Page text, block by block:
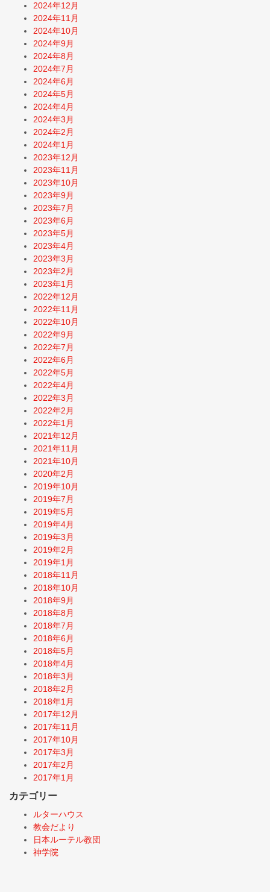
2024年12月
2024年11月
2024年10月
2024年9月
2024年8月
2024年7月
2024年6月
2024年5月
2024年4月
2024年3月
2024年2月
2024年1月
2023年12月
2023年11月
2023年10月
2023年9月
2023年7月
2023年6月
2023年5月
2023年4月
2023年3月
2023年2月
2023年1月
2022年12月
2022年11月
2022年10月
2022年9月
2022年7月
2022年6月
2022年5月
2022年4月
2022年3月
2022年2月
2022年1月
2021年12月
2021年11月
2021年10月
2020年2月
2019年10月
2019年7月
2019年5月
2019年4月
2019年3月
2019年2月
2019年1月
2018年11月
2018年10月
2018年9月
2018年8月
2018年7月
2018年6月
2018年5月
2018年4月
2018年3月
2018年2月
2018年1月
2017年12月
2017年11月
2017年10月
2017年3月
2017年2月
2017年1月
カテゴリー
ルターハウス
教会だより
日本ルーテル教団
神学院